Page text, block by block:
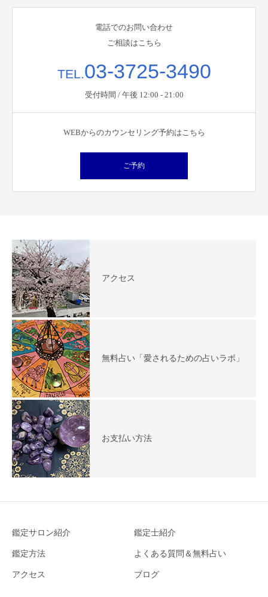
電話でのお問い合わせ
ご相談はこちら
TEL.03-3725-3490
受付時間 / 午後 12:00 - 21:00
WEBからのカウンセリング予約はこちら
ご予約
アクセス
無料占い「愛されるための占いラボ」
お支払い方法
鑑定サロン紹介 鑑定士紹介
鑑定方法 よくある質問＆無料占い
アクセス ブログ